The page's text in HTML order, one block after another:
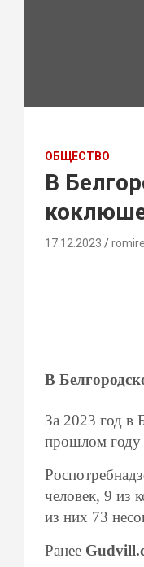
ОБЩЕСТВО
В
17.12.2023
В
За 2023 год в
прошлом году
человек, 9 из
из них 73
Ранее